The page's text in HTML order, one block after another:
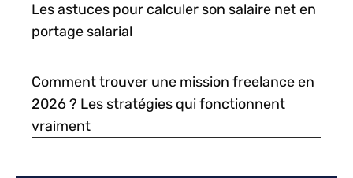
Les astuces pour calculer son salaire net en
portage salarial
Comment trouver une mission freelance en
2026 ? Les stratégies qui fonctionnent
vraiment